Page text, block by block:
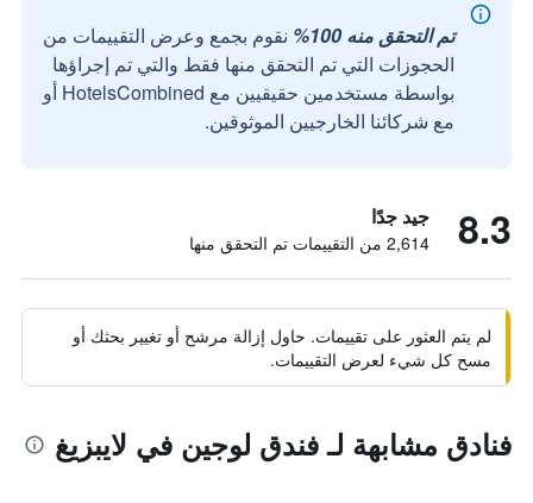
تم التحقق منه 100%
نقوم بجمع وعرض التقييمات من
الحجوزات التي تم التحقق منها فقط والتي تم إجراؤها
بواسطة مستخدمين حقيقيين مع HotelsCombined أو
مع شركائنا الخارجيين الموثوقين.
8.3 جيد جدًا
2,614 من التقييمات تم التحقق منها
لم يتم العثور على تقييمات. حاول إزالة مرشح أو تغيير بحثك أو
مسح كل شيء لعرض التقييمات.
فنادق مشابهة لـ فندق لوجين في لايبزيغ